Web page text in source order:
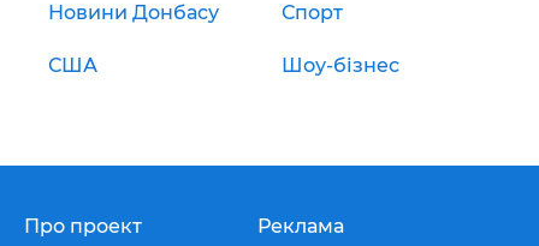
Новини Донбасу Спорт
США Шоу-бізнес
Про проект Реклама